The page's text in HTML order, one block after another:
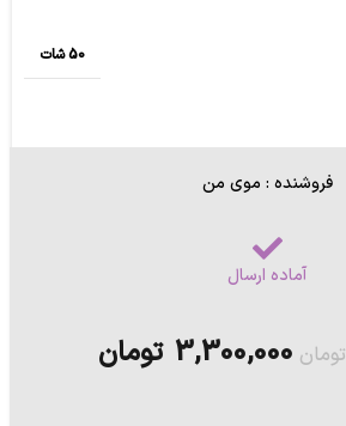
50 شات
فروشنده : موی من
آماده ارسال
تومان 3,300,000 تومان